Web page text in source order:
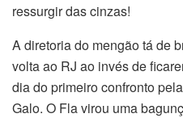
ressurgir das cinzas!
A diretoria do mengão tá de
volta ao RJ ao invés de
dia do primeiro confronto
Galo. O Fla virou uma